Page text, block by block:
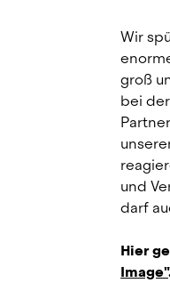
Wir
groß
bei
und
darf
Hier
Image"